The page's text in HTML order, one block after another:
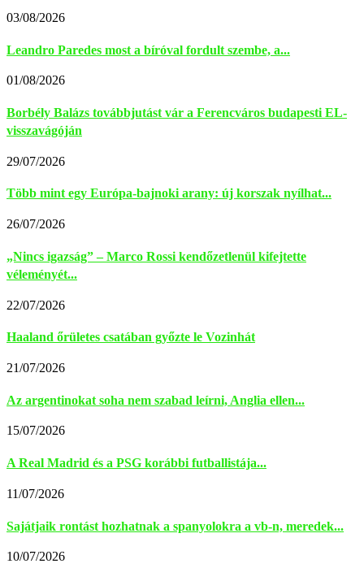
03/08/2026
Leandro Paredes most a bíróval fordult szembe, a...
01/08/2026
Borbély Balázs továbbjutást vár a Ferencváros budapesti EL-
visszavágóján
29/07/2026
Több mint egy Európa-bajnoki arany: új korszak nyílhat...
26/07/2026
„Nincs igazság” – Marco Rossi kendőzetlenül kifejtette
véleményét...
22/07/2026
Haaland őrületes csatában győzte le Vozinhát
21/07/2026
Az argentinokat soha nem szabad leírni, Anglia ellen...
15/07/2026
A Real Madrid és a PSG korábbi futballistája...
11/07/2026
Sajátjaik rontást hozhatnak a spanyolokra a vb-n, meredek...
10/07/2026